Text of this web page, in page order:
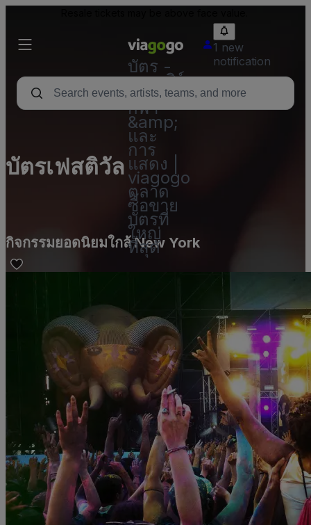
บัตร -
คอนเสิร์ต
บัตร
กีฬา
&amp;
และ
การ
แสดง |
viagogo
ตลาด
ซื้อขาย
บัตรที่
ใหญ่
ที่สุด
1 new
notification
บัตรเฟสติวัล
กิจกรรมยอดนิยมใกล้ New York